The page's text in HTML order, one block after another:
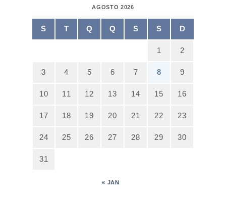
AGOSTO 2026
S T Q Q S S D
1 2
3 4 5 6 7 8 9
10 11 12 13 14 15 16
17 18 19 20 21 22 23
24 25 26 27 28 29 30
31
« JAN